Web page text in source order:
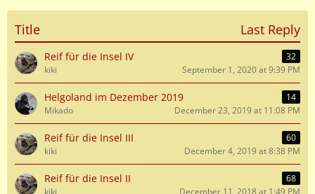
Title Last Reply
Reif für die Insel IV
32
kiki
September 1, 2020 at 9:39 PM
Helgoland im Dezember 2019
14
Mikado
December 23, 2019 at 11:08 PM
Reif für die Insel III
60
kiki
December 4, 2019 at 8:38 PM
Reif für die Insel II
68
kiki
December 11, 2018 at 1:49 PM